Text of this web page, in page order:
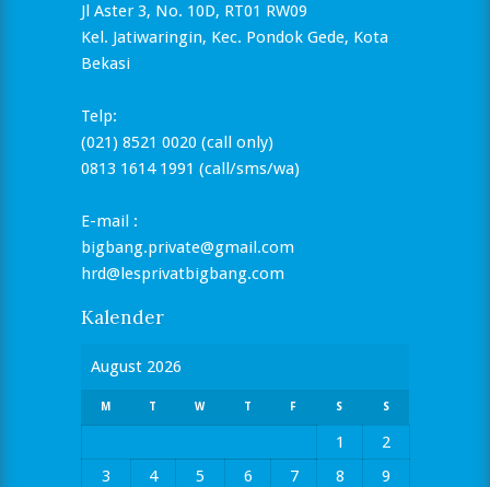
Jl Aster 3, No. 10D, RT01 RW09
Kel. Jatiwaringin, Kec. Pondok Gede, Kota
Bekasi
Telp:
(021) 8521 0020 (call only)
0813 1614 1991 (call/sms/wa)
E-mail :
bigbang.private@gmail.com
hrd@lesprivatbigbang.com
Kalender
August 2026
M T W T F S S
1
2
3
4 5 6 7 8
9